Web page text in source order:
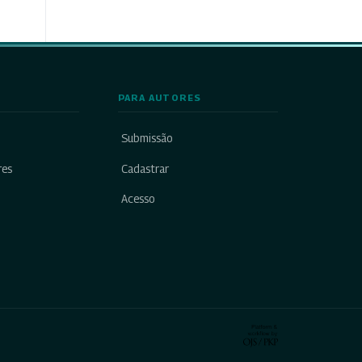
PARA AUTORES
Submissão
Cadastrar
Acesso